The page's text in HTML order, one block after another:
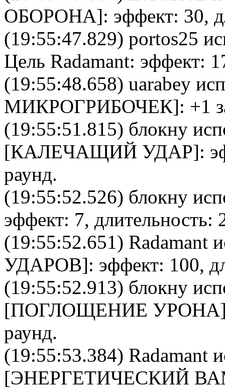
ОБОРОНА]: эффект: 30,
(19:55:47.829) portos25
Цель Radamant: эффект:
(19:55:48.658) uarabey
МИКРОГРИБОЧЕК]: +1
(19:55:51.815) блокну
[КАЛЕЧАЩИЙ УДАР]:
раунд.
(19:55:52.526) блокну
эффект: 7, длительность:
(19:55:52.651) Radamant
УДАРОВ]: эффект: 100,
(19:55:52.913) блокну
[ПОГЛОЩЕНИЕ УРОНА
раунд.
(19:55:53.384) Radamant
[ЭНЕРГЕТИЧЕСКИЙ